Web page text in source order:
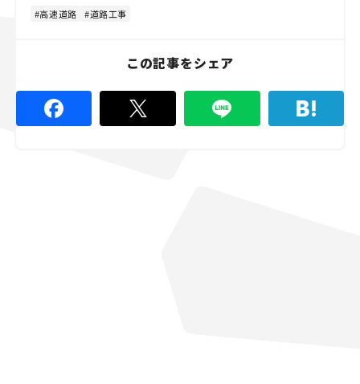
%
高速道路 道路工事
この記事をシェア